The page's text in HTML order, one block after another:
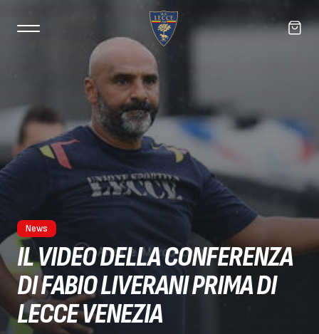
News
IL VIDEO DELLA CONFERENZA
DI FABIO LIVERANI PRIMA DI
LECCE VENEZIA